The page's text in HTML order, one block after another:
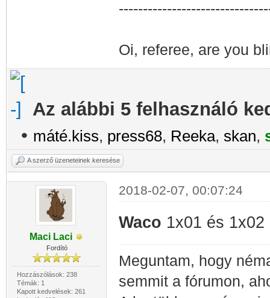
Oi, referee, are you
Az alábbi 5 felhasználó
• máté.kiss, press68, Reeka, skan,
A szerző üzeneteinek keresése
Maci Laci
Fordító
Hozzászólások: 238
Témák: 1
Kapott kedvelések: 261
2018-02-07, 00:07:24
Waco 1x01 és
Meguntam, hogy
semmit a fórumon,